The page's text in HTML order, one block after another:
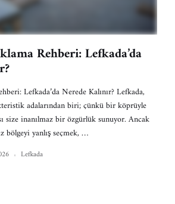
Rehberi: Lefkada’da
Lefkada’da Nerede Kalınır? Lefkada,
adalarından biri; çünkü bir köprüyle
size inanılmaz bir özgürlük sunuyor. Ancak
bölgeyi yanlış seçmek, …
Lefkada